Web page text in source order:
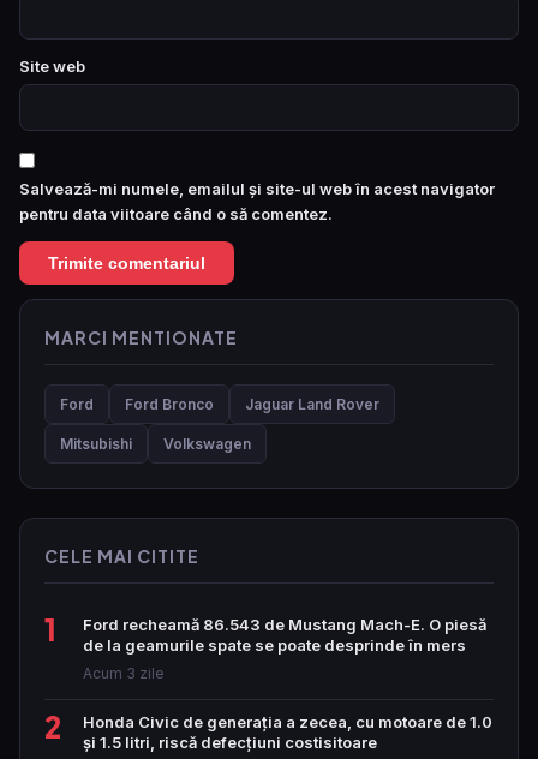
Site web
Salvează-mi numele, emailul și site-ul web în acest navigator
pentru data viitoare când o să comentez.
MARCI MENTIONATE
Ford Ford Bronco Jaguar Land Rover
Mitsubishi Volkswagen
CELE MAI CITITE
1
Ford recheamă 86.543 de Mustang Mach-E. O piesă
de la geamurile spate se poate desprinde în mers
Acum 3 zile
2
Honda Civic de generația a zecea, cu motoare de 1.0
și 1.5 litri, riscă defecțiuni costisitoare